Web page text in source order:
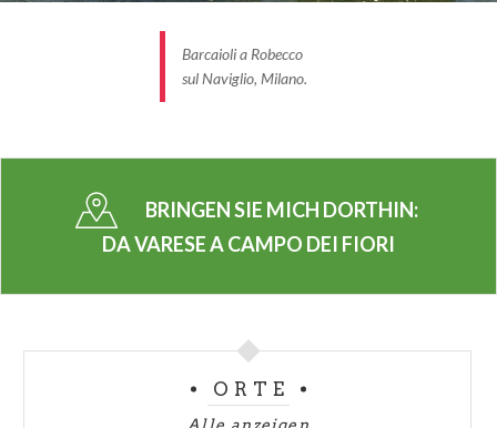
Wir steigen an der Biegung von Valcuvia
den Sattel, wo wir den tollen Blick über den Lago
Maggiore genießen, der Monte Campo dei Fiori im
Berge zu bestaunen gibt: Campo dei Fiori im
Südosten, die Ausläufer des Monte Nudo im
Nordwesten, die die Schützengräben, Saumpfäde
und Beobachtungsstationen der Linea Cadorna
Ende des19.
Jahrhunderts an der italienisch-schweizer Grenze
Barcaioli a Robecco
sul Naviglio, Milano.
BRINGEN SIE MICH DORTHIN:
DA VARESE A CAMPO DEI FIORI
ORTE